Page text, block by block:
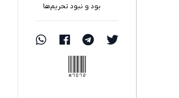
بود و نبود تحریم‌ها